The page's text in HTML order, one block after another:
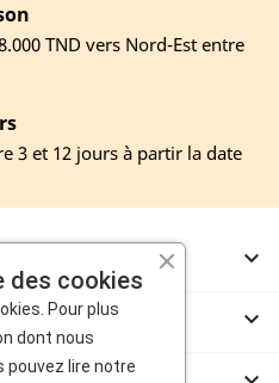
TND vers Nord-Est entre
3 et 12 jours à partir la date


des cookies
Pour plus
dont nous
pouvez lire notre